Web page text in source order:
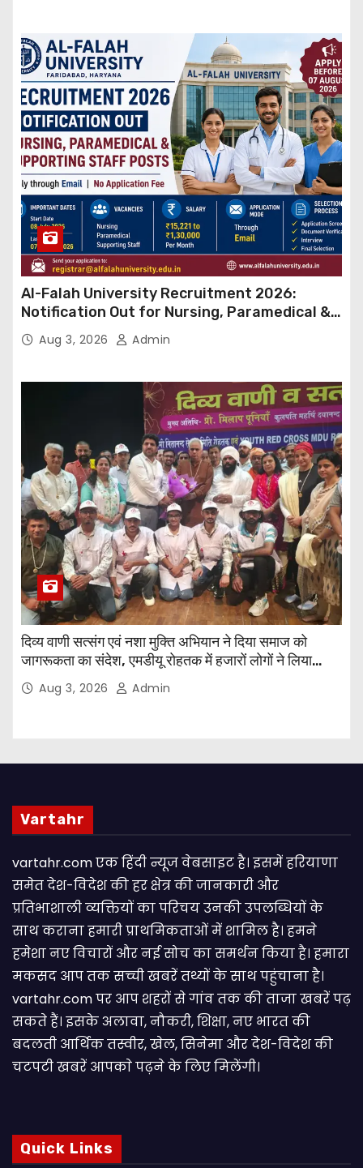
Al-Falah University Recruitment 2026:
Notification Out for Nursing, Paramedical &
Supporting Staff Posts, Apply Through Email
Aug 3, 2026 Admin
दिव्य वाणी सत्संग एवं नशा मुक्ति अभियान ने दिया समाज को
जागरूकता का संदेश, एमडीयू रोहतक में हजारों लोगों ने लिया
संकल्पAug 3, 2026 Admin
Vartahr
vartahr.com एक हिंदी न्यूज वेबसाइट है। इसमें हरियाणा
समेत देश-विदेश की हर क्षेत्र की जानकारी और
प्रतिभाशाली व्यक्तियों का परिचय उनकी उपलब्धियों के
साथ कराना हमारी प्राथमिकताओं में शामिल है। हमने
हमेशा नए विचारों और नई सोच का समर्थन किया है। हमारा
मकसद आप तक सच्ची खबरें तथ्यों के साथ पहुंचाना है।
vartahr.com पर आप शहरों से गांव तक की ताजा खबरें पढ़
सकते हैं। इसके अलावा, नौकरी, शिक्षा, नए भारत की
बदलती आर्थिक तस्वीर, खेल, सिनेमा और देश-विदेश की
चटपटी खबरें आपकाे पढ़ने के लिए मिलेंगी।
Quick Links